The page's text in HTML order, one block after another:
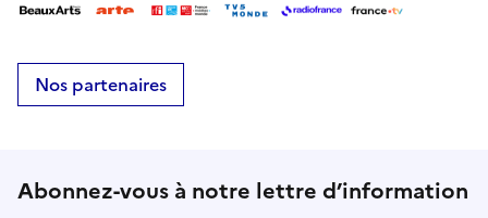
Nos partenaires
Abonnez-vous à notre lettre d’information